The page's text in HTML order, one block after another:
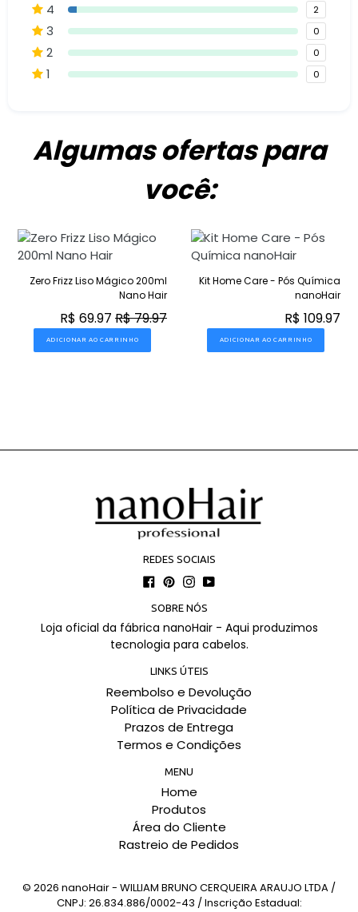
4 2
3 0
2 0
1 0
Algumas ofertas para
você:
Zero Frizz Liso Mágico 200ml
Nano Hair
R$ 69.97 R$ 79.97
ADICIONAR AO CARRINHO
Kit Home Care - Pós Química
nanoHair
R$ 109.97
ADICIONAR AO CARRINHO
REDES SOCIAIS
Facebook
Pinterest
Instagram
YouTube
SOBRE NÓS
Loja oficial da fábrica nanoHair - Aqui produzimos
tecnologia para cabelos.
LINKS ÚTEIS
Reembolso e Devolução
Política de Privacidade
Prazos de Entrega
Termos e Condições
MENU
Home
Produtos
Área do Cliente
Rastreio de Pedidos
© 2026 nanoHair - WILLIAM BRUNO CERQUEIRA ARAUJO LTDA /
CNPJ: 26.834.886/0002-43 / Inscrição Estadual: